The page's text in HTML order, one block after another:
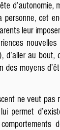
cet
leur
d’aller au
moyens
ne veut
permet